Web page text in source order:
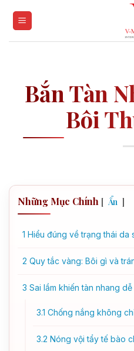
Bắn Tàn
Bôi
Những Mục Chính [ Ẩn ]
1 Hiểu đúng về trạng thái da
2 Quy tắc vàng: Bôi gì và
3 Sai lầm khiến tàn nhang
3.1 Chống nắng không
3.2 Nóng vội tẩy tế bào